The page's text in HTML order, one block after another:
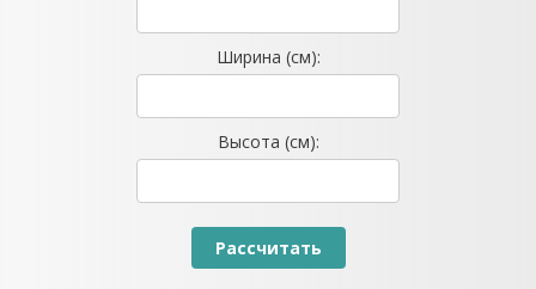
Ширина (см):
Высота (см):